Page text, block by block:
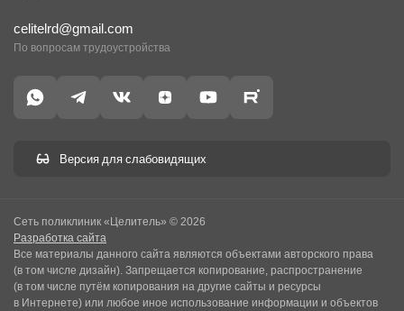
celitelrd@gmail.com
По вопросам трудоустройства
Версия для слабовидящих
Сеть поликлиник «Целитель» © 2026
Разработка сайта
Все материалы данного сайта являются объектами авторского права
(в том числе дизайн). Запрещается копирование, распространение
(в том числе путём копирования на другие сайты и ресурсы
в Интернете) или любое иное использование информации и объектов